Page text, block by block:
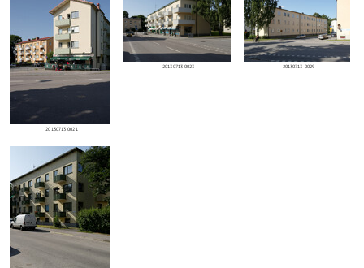
20130713 0021
20130713 0023 20130713 0029